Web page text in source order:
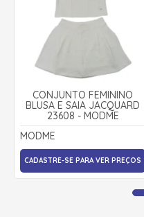
CONJUNTO FEMININO
BLUSA E SAIA JACQUARD
23608 - MODME
MODME
CADASTRE-SE PARA VER PREÇOS